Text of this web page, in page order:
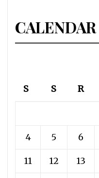
CALENDAR
S S R
4 5 6
11 12 13